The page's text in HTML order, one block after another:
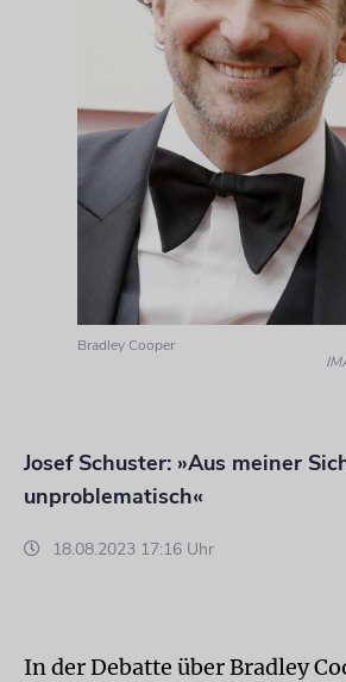
Bradley Cooper
Josef Schuster: »Aus meiner
unproblematisch«
18.08.2023 17:16 Uhr
In der Debatte über Bradley